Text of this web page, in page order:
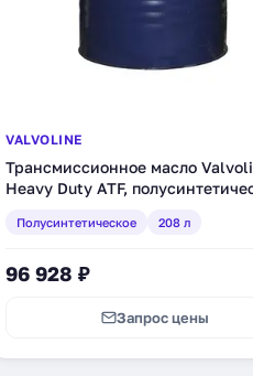
VALVOLINE
Трансмиссионное масло
Heavy Duty ATF,
Полусинтетическое 208 л
96 928 ₽
Запрос цены